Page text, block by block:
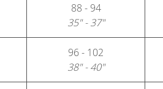
88 - 94
35" - 37"
96 - 102
38" - 40"